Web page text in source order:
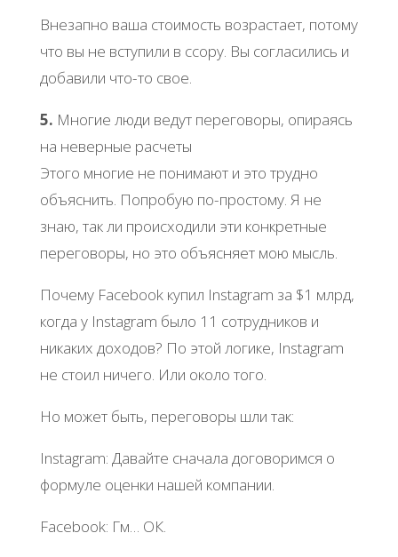
Внезапно ваша стоимость возрастает, потому
что вы не вступили в ссору. Вы согласились и
добавили что-то свое.
5. Многие люди ведут переговоры, опираясь
на неверные расчеты
Этого многие не понимают и это трудно
объяснить. Попробую по-простому. Я не
знаю, так ли происходили эти конкретные
переговоры, но это объясняет мою мысль.
Почему Facebook купил Instagram за $1 млрд,
когда у Instagram было 11 сотрудников и
никаких доходов? По этой логике, Instagram
не стоил ничего. Или около того.
Но может быть, переговоры шли так:
Instagram: Давайте сначала договоримся о
формуле оценки нашей компании.
Facebook: Гм… ОК.